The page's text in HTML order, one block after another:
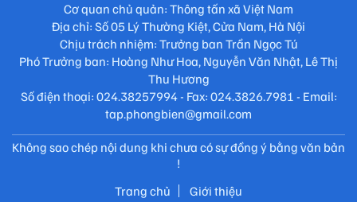
Cơ quan chủ quản: Thông tấn xã Việt Nam
Địa chỉ: Số 05 Lý Thường Kiệt, Cửa Nam, Hà Nội
Chịu trách nhiệm: Trưởng ban Trần Ngọc Tú
Phó Trưởng ban: Hoàng Như Hoa, Nguyễn Văn Nhật, Lê Thị
Thu Hương
Số điện thoại: 024.38257994 - Fax: 024.3826.7981 - Email:
tap.phongbien@gmail.com
Không sao chép nội dung khi chưa có sự đồng ý bằng văn bản
!
Trang chủ
Giới thiệu